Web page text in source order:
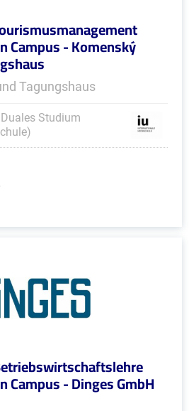
Campus - Komenský
Tagungshaus
Studium
Campus - Dinges GmbH